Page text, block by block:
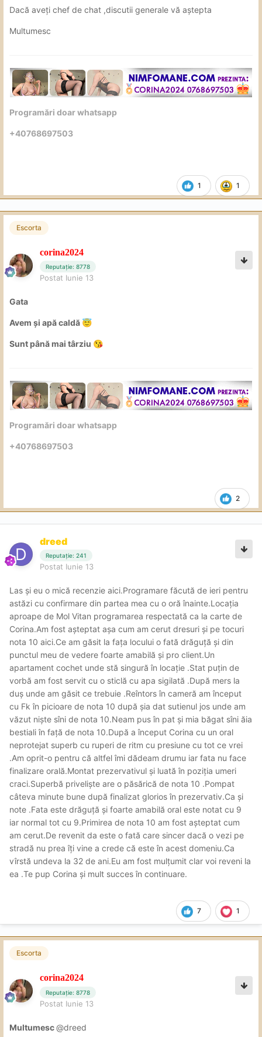
Dacă aveți chef de chat ,discutii generale vă aștepta
Multumesc
1 1
Programări doar whatsapp
+40768697503
Escorta
corina2024
Reputație: 8778
Postat Iunie 13
Gata
Avem și apă caldă 😇
Sunt până mai târziu 😘
2
Programări doar whatsapp
+40768697503
dreed
Reputație: 241
Postat Iunie 13
Las și eu o mică recenzie aici.Programare făcută de ieri pentru
astăzi cu confirmare din partea mea cu o oră înainte.Locația
aproape de Mol Vitan programarea respectată ca la carte de
Corina.Am fost așteptat așa cum am cerut dresuri și pe tocuri
nota 10 aici.Ce am găsit la fața locului o fată drăguță și din
punctul meu de vedere foarte amabilă și pro client.Un
apartament cochet unde stă singură în locație .Stat puțin de
vorbă am fost servit cu o sticlă cu apa sigilată .După mers la
duș unde am găsit ce trebuie .Reîntors în cameră am început
cu Fk în picioare de nota 10 după șia dat sutienul jos unde am
văzut niște sîni de nota 10.Neam pus în pat și mia băgat sîni ăia
bestiali în față de nota 10.După a început Corina cu un oral
neprotejat superb cu ruperi de ritm cu presiune cu tot ce vrei
.Am oprit-o pentru că altfel îmi dădeam drumu iar fata nu face
finalizare orală.Montat prezervativul și luată în poziția umeri
craci.Superbă priveliște are o păsărică de nota 10 .Pompat
câteva minute bune după finalizat glorios în prezervativ.Ca și
note .Fata este drăguță și foarte amabilă oral este notat cu 9
iar normal tot cu 9.Primirea de nota 10 am fost așteptat cum
am cerut.De revenit da este o fată care sincer dacă o vezi pe
stradă nu prea îți vine a crede că este în acest domeniu.Ca
vîrstă undeva la 32 de ani.Eu am fost mulțumit clar voi reveni la
ea .Te pup Corina și mult succes în continuare.
7 1
Escorta
corina2024
Reputație: 8778
Postat Iunie 13
Multumesc@dreed